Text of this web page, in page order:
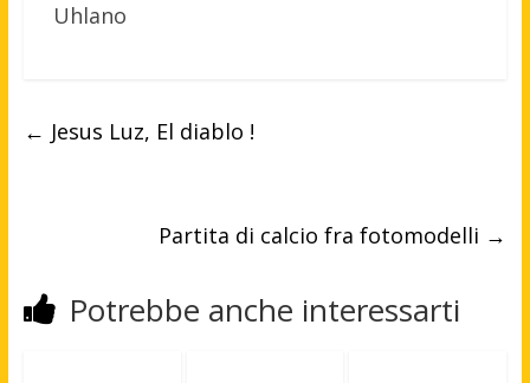
Uhlano
← Jesus Luz, El diablo !
Partita di calcio fra fotomodelli →
Potrebbe anche interessarti